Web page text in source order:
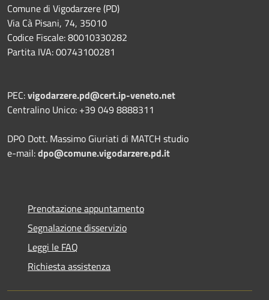
Comune di Vigodarzere (PD)
Via Cà Pisani, 74, 35010
Codice Fiscale: 80010330282
Partita IVA: 00743100281
PEC:vigodarzere.pd@cert.ip-veneto.net
Centralino Unico: +39 049 8888311
DPO Dott. Massimo Giuriati di MATCH studio
e-mail:dpo@comune.vigodarzere.pd.it
Prenotazione appuntamento
Segnalazione disservizio
Leggi le FAQ
Richiesta assistenza